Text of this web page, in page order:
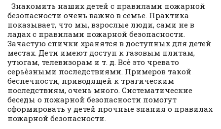
Знакомить наших детей с правилами пожарной
безопасности очень важно в семье. Практика
показывает, что мы, взрослые люди, сами не в
ладах с правилами пожарной безопасности.
Зачастую спички хранятся в доступных для детей
местах. Дети имеют доступ к газовым плитам,
утюгам, телевизорам и т. д. Всѐ это чревато
серьѐзными последствиями. Примеров такой
беспечности, приводящей к трагическим
последствиям, очень много. Систематические
беседы о пожарной безопасности помогут
сформировать у детей прочные знания о правилах
пожарной безопасности.